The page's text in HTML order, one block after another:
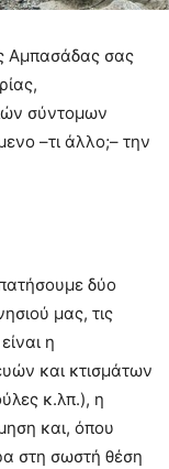
Αμπασάδας σας
σύντομων
–τι άλλο;– την
δύο
μας, τις
η
και κτισμάτων
κ.λπ.), η
και, όπου
στη σωστή θέση